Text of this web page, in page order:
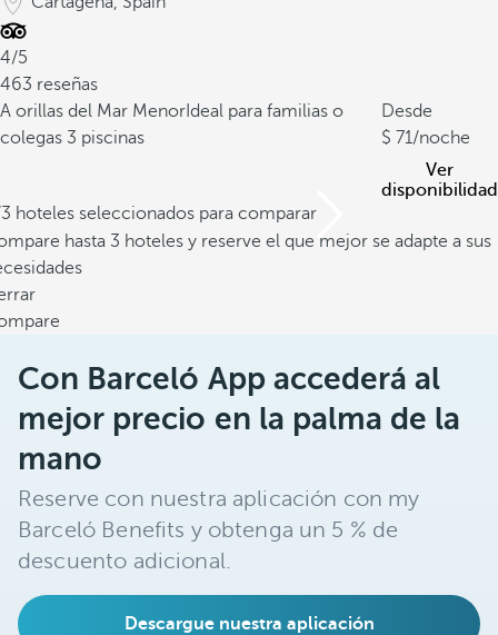
4/5
463 reseñas
A orillas del Mar Menor Ideal para familias o
colegas 3 piscinas
Desde
71/noche
Ver
disponibilidad
hoteles seleccionados para comparar
hasta 3 hoteles y reserve el que mejor se adapte a sus
Con Barceló App accederá al
mejor precio en la palma de la
mano
Reserve con nuestra aplicación con my
Barceló Benefits y obtenga un 5 % de
descuento adicional.
Descargue nuestra aplicación